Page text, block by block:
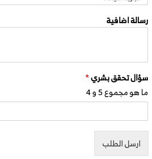
رسالة اضافية
سؤال تحقق بشري*
ما هو مجموع 5 و 4
ارسل الطلب